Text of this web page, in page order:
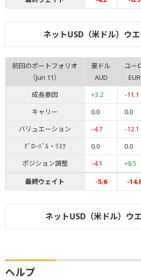
ネットUSD（米ドル）ウエ
前回のポートフォリオ
（Jun 11）
豪ドル
AUD
ユー
EUR
成長要因
+3.2 -11.1
キャリー
0.0 0.0
バリュエーション
-4.7 -12.1
ｸﾞﾛｰﾊﾞﾙ・ﾘｽｸ
0.0 0.0
ポジション調整
-4.1 +8.5
最終ウェイト
-5.6 -
ネットUSD（米ドル）ウ
ヘルプ